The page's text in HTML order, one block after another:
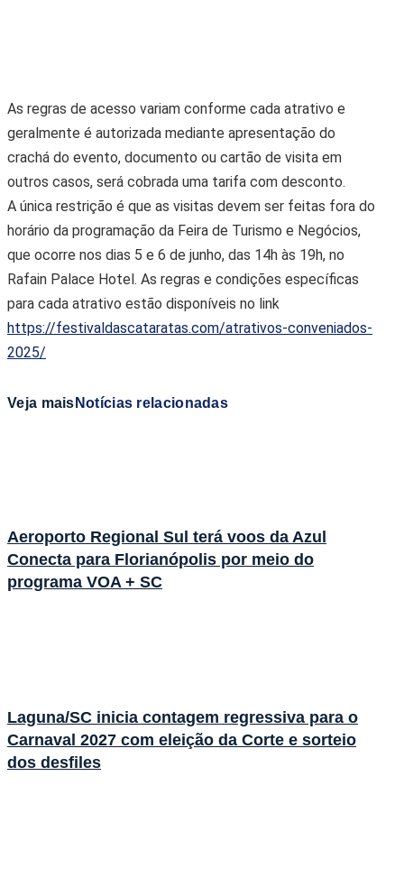
As regras de acesso variam conforme cada atrativo e
geralmente é autorizada mediante apresentação do
crachá do evento, documento ou cartão de visita em
outros casos, será cobrada uma tarifa com desconto.
A única restrição é que as visitas devem ser feitas fora do
horário da programação da Feira de Turismo e Negócios,
que ocorre nos dias 5 e 6 de junho, das 14h às 19h, no
Rafain Palace Hotel. As regras e condições específicas
para cada atrativo estão disponíveis no link
https://festivaldascataratas.com/atrativos-conveniados-
2025/
Veja mais Notícias relacionadas
Aeroporto Regional Sul terá voos da Azul
Conecta para Florianópolis por meio do
programa VOA + SC
Laguna/SC inicia contagem regressiva para o
Carnaval 2027 com eleição da Corte e sorteio
dos desfiles